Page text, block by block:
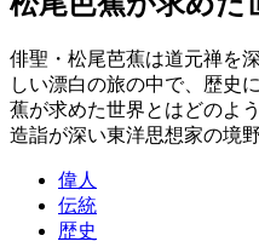
俳聖・松尾芭蕉は道元禅を
しい漂白の旅の中で、歴史
蕉が求めた世界とはどのよ
造詣が深い東洋思想家の境
偉人
伝統
歴史